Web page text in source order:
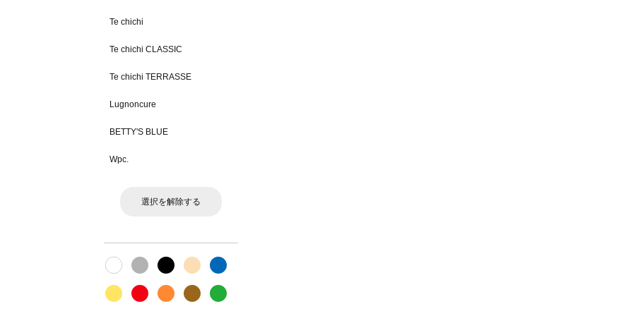
Te chichi
Te chichi CLASSIC
Te chichi TERRASSE
Lugnoncure
BETTY'S BLUE
Wpc.
選択を解除する